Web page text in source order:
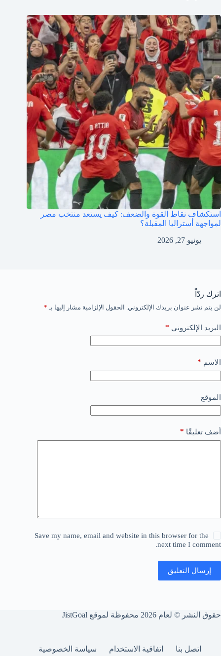
استكشاف نقاط القوة والضعف: كيف يستعد منتخب مصر
لمواجهة أستراليا المقبلة؟
يونيو 27, 2026
اترك ردّاً
لن يتم نشر عنوان بريدك الإلكتروني. الحقول الإلزامية مشار إليها بـ *
البريد الإلكتروني *
الاسم *
الموقع
أضف تعليقًا *
Save my name, email and website in this browser for the
next time I comment.
إرسال التعليق
حقوق النشر © لعام 2026 محفوظة لموقع JistGoal
اتصل بنا اتفاقية الاستخدام
سياسة الخصوصية